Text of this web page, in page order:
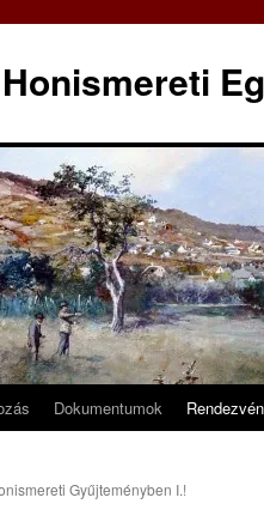
Dokumentumok
Gyűjteményben I.!